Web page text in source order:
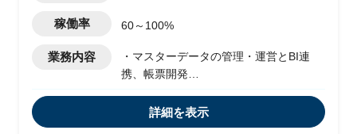
稼働率 60～100%
業務内容
・マスターデータの管理・運営とBI連
携、帳票開発
携の構築
・購買システムCLIMSON、SAP連携の
詳細を表示